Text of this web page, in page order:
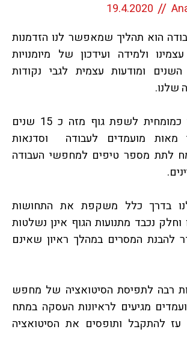
19.4.2020
הוא תהליך שמאפשר לנו הזדמנות
ולמידה ועידכון של מיומנויות
ומודעות עצמית לגבי נקודות
שלנו.
במסגרת עבודתי כמומחית לשפת גוף מזה כ 15 שנים
מאות מועמדים לעבודה וסדנאות
לתת מספר טיפים למחפשי העבודה
בדרך כלל משקפת את התחושות
נכבד מתנועות הגוף אינן נשלטות
להבנת המסרים במהלך ראיון שאינם
רבה לתפיסת הסיטואציה של מחפש
מגיעים לראיונות העסקה במתח
עז להתקבל ותופסים את הסיטואציה